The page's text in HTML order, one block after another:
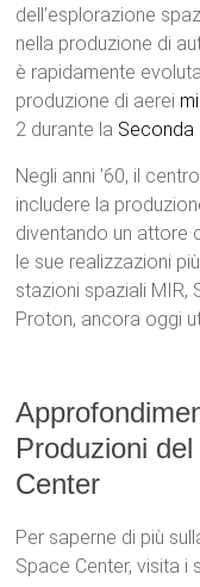
dell’esplorazione
nella produzione di
è rapidamente
produzione di aerei
2 durante la Seconda
Negli anni ’60, il
includere la
diventando un attore
le sue realizzazioni
stazioni spaziali MIR,
Proton, ancora oggi
Produzioni
Center
Per saperne di più
Space Center, visita i